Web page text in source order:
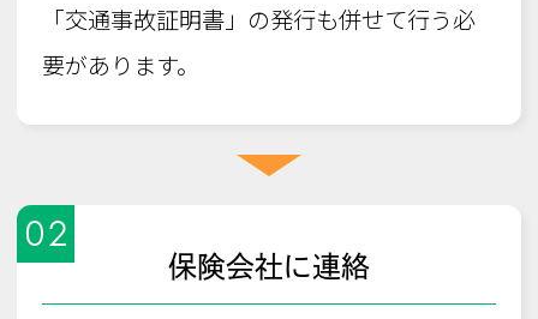
「交通事故証明書」の発行も併せて行う必
要があります。
02
保険会社に連絡